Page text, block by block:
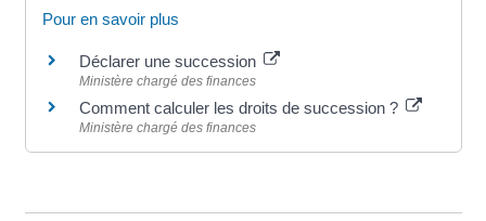
Pour en savoir plus
Déclarer une succession
Ministère chargé des finances
Comment calculer les droits de succession ?
Ministère chargé des finances